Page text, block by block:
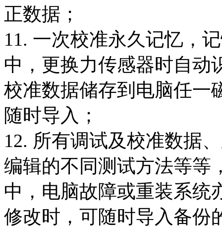
正数据；
11. 一次校准永久记忆，
中，更换力传感器时自动
校准数据储存到电脑任一
随时导入；
12. 所有调试及校准数据
编辑的不同测试方法等等
中，电脑故障或重装系统
修改时，可随时导入备份